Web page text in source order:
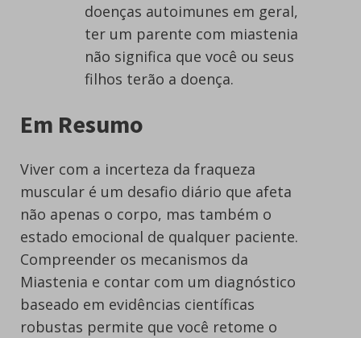
doenças autoimunes em geral,
ter um parente com miastenia
não significa que você ou seus
filhos terão a doença.
Em Resumo
Viver com a incerteza da fraqueza
muscular é um desafio diário que afeta
não apenas o corpo, mas também o
estado emocional de qualquer paciente.
Compreender os mecanismos da
Miastenia e contar com um diagnóstico
baseado em evidências científicas
robustas permite que você retome o